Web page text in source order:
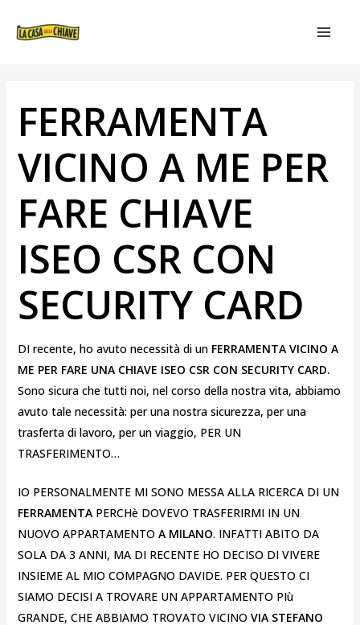
FERRAMENTA
VICINO A ME PER
FARE CHIAVE
ISEO CSR CON
SECURITY CARD
DI recente, ho avuto necessità di un FERRAMENTA VICINO A
ME PER FARE UNA CHIAVE ISEO CSR CON SECURITY CARD.
Sono sicura che tutti noi, nel corso della nostra vita, abbiamo
avuto tale necessità: per una nostra sicurezza, per una
trasferta di lavoro, per un viaggio, PER UN
TRASFERIMENTO…
IO PERSONALMENTE MI SONO MESSA ALLA RICERCA DI UN
FERRAMENTA PERCHè DOVEVO TRASFERIRMI IN UN
NUOVO APPARTAMENTO A MILANO. INFATTI ABITO DA
SOLA DA 3 ANNI, MA DI RECENTE HO DECISO DI VIVERE
INSIEME AL MIO COMPAGNO DAVIDE. PER QUESTO CI
SIAMO DECISI A TROVARE UN APPARTAMENTO PIù
GRANDE, CHE ABBIAMO TROVATO VICINO VIA STEFANO
ARTICOLI